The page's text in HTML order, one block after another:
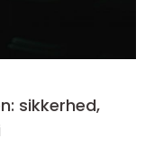
sikkerhed,